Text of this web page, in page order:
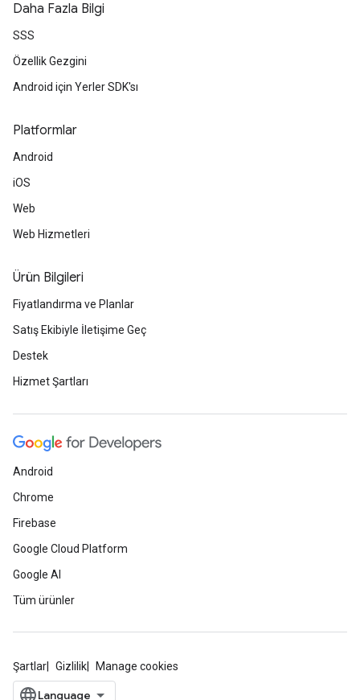
Daha Fazla Bilgi
SSS
Özellik Gezgini
Android için Yerler SDK'sı
Platformlar
Android
iOS
Web
Web Hizmetleri
Ürün Bilgileri
Fiyatlandırma ve Planlar
Satış Ekibiyle İletişime Geç
Destek
Hizmet Şartları
Android
Chrome
Firebase
Google Cloud Platform
Google AI
Tüm ürünler
Şartlar Gizlilik Manage cookies